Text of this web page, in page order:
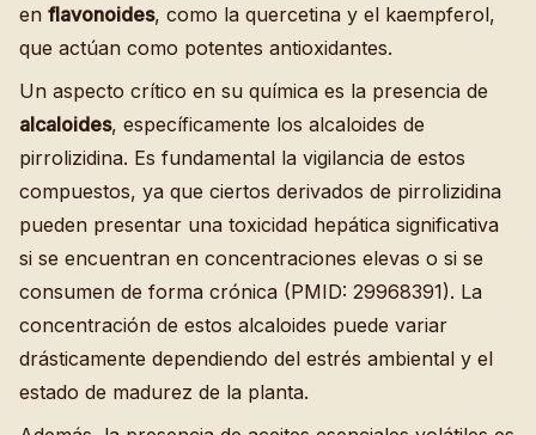
en flavonoides, como la quercetina y el kaempferol,
que actúan como potentes antioxidantes.
Un aspecto crítico en su química es la presencia de
alcaloides, específicamente los alcaloides de
pirrolizidina. Es fundamental la vigilancia de estos
compuestos, ya que ciertos derivados de pirrolizidina
pueden presentar una toxicidad hepática significativa
si se encuentran en concentraciones elevas o si se
consumen de forma crónica (PMID: 29968391). La
concentración de estos alcaloides puede variar
drásticamente dependiendo del estrés ambiental y el
estado de madurez de la planta.